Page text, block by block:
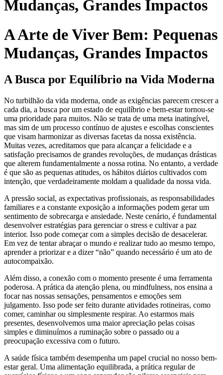
Mudanças, Grandes Impactos
A Arte de Viver Bem: Pequenas
Mudanças, Grandes Impactos
A Busca por Equilíbrio na Vida Moderna
No turbilhão da vida moderna, onde as exigências parecem crescer a
cada dia, a busca por um estado de equilíbrio e bem-estar tornou-se
uma prioridade para muitos. Não se trata de uma meta inatingível,
mas sim de um processo contínuo de ajustes e escolhas conscientes
que visam harmonizar as diversas facetas da nossa existência.
Muitas vezes, acreditamos que para alcançar a felicidade e a
satisfação precisamos de grandes revoluções, de mudanças drásticas
que alterem fundamentalmente a nossa rotina. No entanto, a verdade
é que são as pequenas atitudes, os hábitos diários cultivados com
intenção, que verdadeiramente moldam a qualidade da nossa vida.
A pressão social, as expectativas profissionais, as responsabilidades
familiares e a constante exposição a informações podem gerar um
sentimento de sobrecarga e ansiedade. Neste cenário, é fundamental
desenvolver estratégias para gerenciar o stress e cultivar a paz
interior. Isso pode começar com a simples decisão de desacelerar.
Em vez de tentar abraçar o mundo e realizar tudo ao mesmo tempo,
aprender a priorizar e a dizer “não” quando necessário é um ato de
autocompaixão.
Além disso, a conexão com o momento presente é uma ferramenta
poderosa. A prática da atenção plena, ou mindfulness, nos ensina a
focar nas nossas sensações, pensamentos e emoções sem
julgamento. Isso pode ser feito durante atividades rotineiras, como
comer, caminhar ou simplesmente respirar. Ao estarmos mais
presentes, desenvolvemos uma maior apreciação pelas coisas
simples e diminuímos a ruminação sobre o passado ou a
preocupação excessiva com o futuro.
A saúde física também desempenha um papel crucial no nosso bem-
estar geral. Uma alimentação equilibrada, a prática regular de